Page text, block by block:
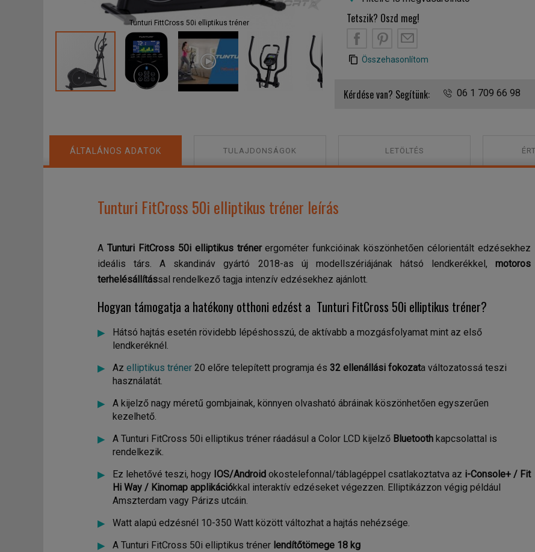
Tunturi FittCross 50i elliptikus tréner Tunturi FitCycle 50i szobakerékpár kijelző
Tetszik? Oszd meg!
Összehasonlítom
Kérdése van? Segítünk: 06 1 709 66 98
ÁLTALÁNOS ADATOK TULAJDONSÁGOK LETÖLTÉS
Tunturi FitCross 50i elliptikus tréner leírás
A Tunturi FitCross 50i elliptikus trénerergométer funkcióinak köszönhetően célorientált edzésekhez
ideális társ. A skandináv gyártó 2018-as új modellszériájának hátsó lendkerékkel, motoros
terhelésállítással rendelkező tagja intenzív edzésekhez ajánlott.
Hogyan támogatja a hatékony otthoni edzést a Tunturi FitCross 50i elliptikus tréner?
Hátsó hajtás esetén rövidebb lépéshosszú, de aktívabb a mozgásfolyamat mint az első
lendkeréknél.
Az elliptikus tréner 20 előre telepített programja és 32 ellenállási fokozata változatossá teszi
használatát.
A kijelző nagy méretű gombjainak, könnyen olvasható ábráinak köszönhetően egyszerűen
kezelhető.
A Tunturi FitCross 50i elliptikus tréner ráadásul a Color LCD kijelző Bluetooth kapcsolattal is
rendelkezik.
Ez lehetővé teszi, hogy IOS/Android okostelefonnal/táblagéppel csatlakoztatva az i-Console+ / Fit
Hi Way / Kinomap applikációkkal interaktív edzéseket végezzen. Elliptikázzon végig például
Amszterdam vagy Párizs utcáin.
Watt alapú edzésnél 10-350 Watt között változhat a hajtás nehézsége.
A Tunturi FitCross 50i elliptikus tréner lendítőtömege 18 kg